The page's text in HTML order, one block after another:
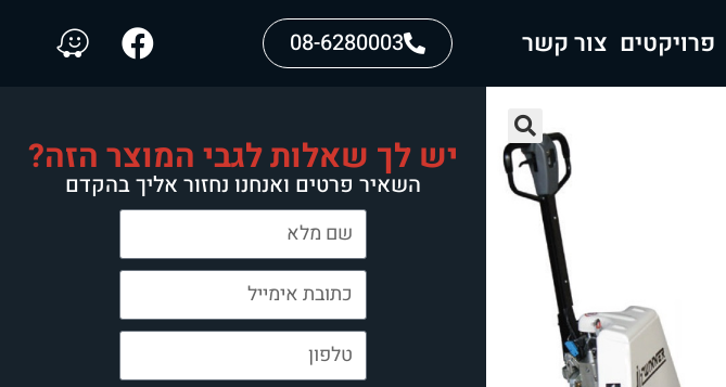
פרויקטים צור קשר 08-6280003
יש לך שאלות לגבי המוצר הזה?
השאיר פרטים ואנחנו נחזור אליך בהקדם